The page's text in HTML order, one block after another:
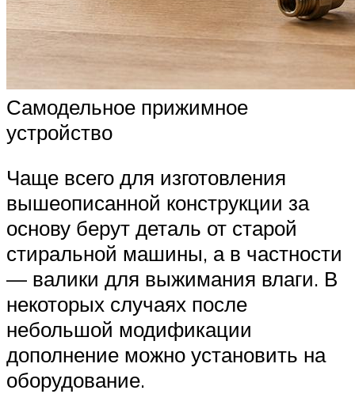
Самодельное прижимное
устройство
Чаще всего для изготовления
вышеописанной конструкции за
основу берут деталь от старой
стиральной машины, а в частности
— валики для выжимания влаги. В
некоторых случаях после
небольшой модификации
дополнение можно установить на
оборудование.